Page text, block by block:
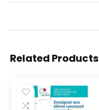
Related Products